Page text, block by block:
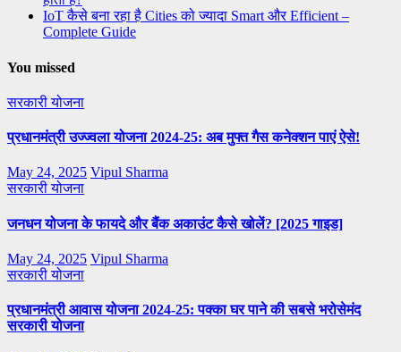
IoT कैसे बना रहा है Cities को ज्यादा Smart और Efficient –
Complete Guide
You missed
सरकारी योजना
प्रधानमंत्री उज्ज्वला योजना 2024-25: अब मुफ्त गैस कनेक्शन पाएं ऐसे!
May 24, 2025 Vipul Sharma
सरकारी योजना
जनधन योजना के फायदे और बैंक अकाउंट कैसे खोलें? [2025 गाइड]
May 24, 2025 Vipul Sharma
सरकारी योजना
प्रधानमंत्री आवास योजना 2024-25: पक्का घर पाने की सबसे भरोसेमंद
सरकारी योजना